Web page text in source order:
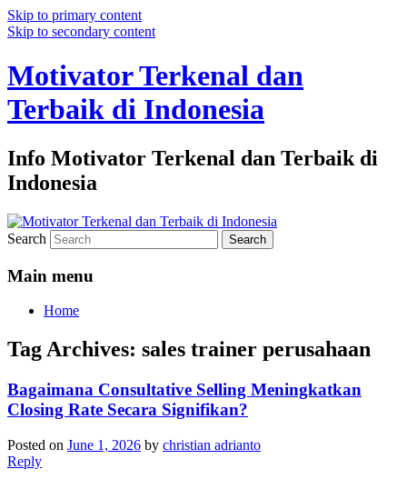
Skip to primary content
Skip to secondary content
Motivator Terkenal dan
Terbaik di Indonesia
Info Motivator Terkenal dan Terbaik di
Indonesia
Search
Main menu
Home
Tag Archives: sales trainer perusahaan
Bagaimana Consultative Selling Meningkatkan
Closing Rate Secara Signifikan?
Posted on June 1, 2026 by christian adrianto
Reply